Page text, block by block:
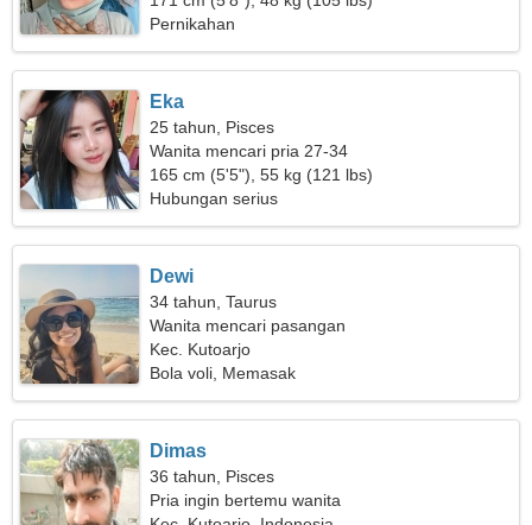
Pernikahan
Eka
25 tahun, Pisces
Wanita mencari pria 27-34
165 cm (5'5"), 55 kg (121 lbs)
Hubungan serius
Dewi
34 tahun, Taurus
Wanita mencari pasangan
Kec. Kutoarjo
Bola voli, Memasak
Dimas
36 tahun, Pisces
Pria ingin bertemu wanita